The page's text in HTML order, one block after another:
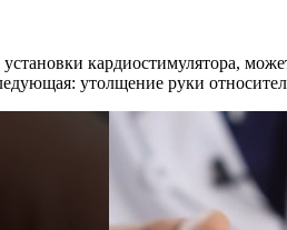
кардиостимулятора,
утолщение руки